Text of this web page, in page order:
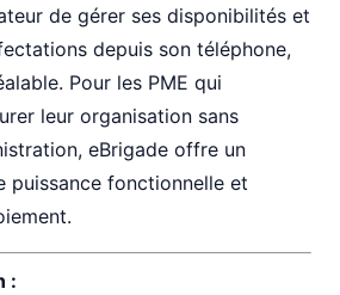
de gérer ses disponibilités et
depuis son téléphone,
Pour les PME qui
leur organisation sans
eBrigade offre un
puissance fonctionnelle et
: